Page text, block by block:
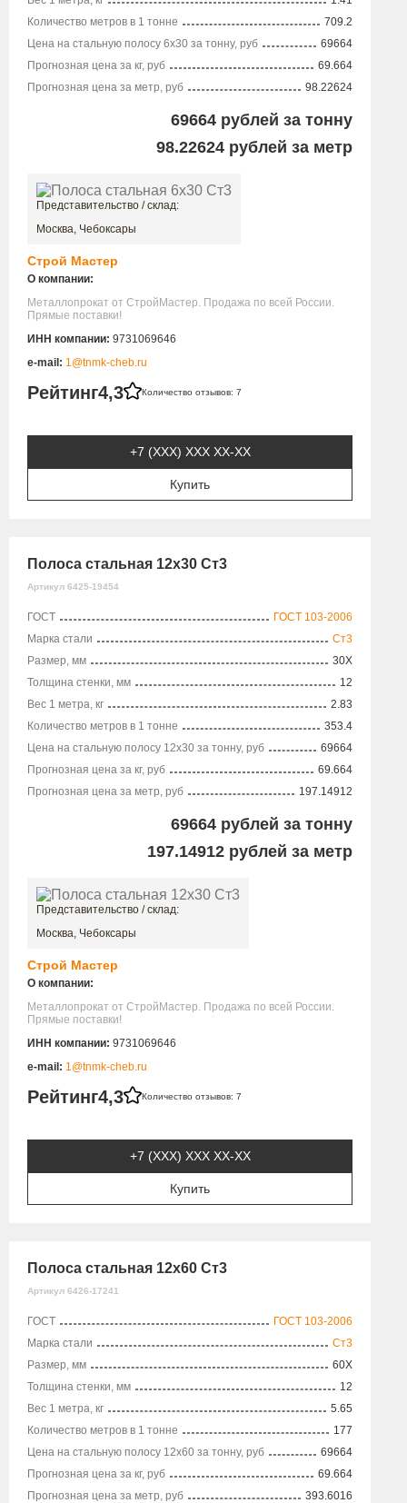
Количество метров в 1 тонне
709.2
Цена на стальную полосу 6х30 за тонну, руб
69664
Прогнозная цена за кг, руб
69.664
Прогнозная цена за метр, руб
98.22624
69664 рублей за тонну
98.22624 рублей за метр
Представительство / склад:
Москва, Чебоксары
Строй Мастер
О компании:
Металлопрокат от СтройМастер. Продажа по всей России.
Прямые поставки!
ИНН компании: 9731069646
e-mail: 1@tnmk-cheb.ru
Рейтинг4,3 Количество отзывов: 7
+7 (XXX) ХХХ ХХ-ХХ
Купить
Полоса стальная 12х30 Ст3
Артикул 6425-19454
ГОСТ
ГОСТ 103-2006
Марка стали
Ст3
Размер, мм
30X
Толщина стенки, мм
12
Вес 1 метра, кг
2.83
Количество метров в 1 тонне
353.4
Цена на стальную полосу 12х30 за тонну, руб
69664
Прогнозная цена за кг, руб
69.664
Прогнозная цена за метр, руб
197.14912
69664 рублей за тонну
197.14912 рублей за метр
Представительство / склад:
Москва, Чебоксары
Строй Мастер
О компании:
Металлопрокат от СтройМастер. Продажа по всей России.
Прямые поставки!
ИНН компании: 9731069646
e-mail: 1@tnmk-cheb.ru
Рейтинг4,3 Количество отзывов: 7
+7 (XXX) ХХХ ХХ-ХХ
Купить
Полоса стальная 12х60 Ст3
Артикул 6426-17241
ГОСТ
ГОСТ 103-2006
Марка стали
Ст3
Размер, мм
60X
Толщина стенки, мм
12
Вес 1 метра, кг
5.65
Количество метров в 1 тонне
177
Цена на стальную полосу 12х60 за тонну, руб
69664
Прогнозная цена за кг, руб
69.664
Прогнозная цена за метр, руб
393.6016